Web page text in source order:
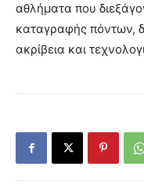
αθλήματα που
καταγραφής πόντων,
ακρίβεια και